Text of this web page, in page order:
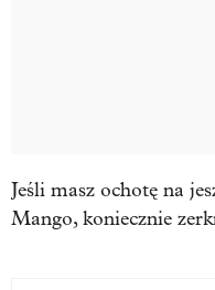
Jeśli masz ochotę na
Mango, koniecznie